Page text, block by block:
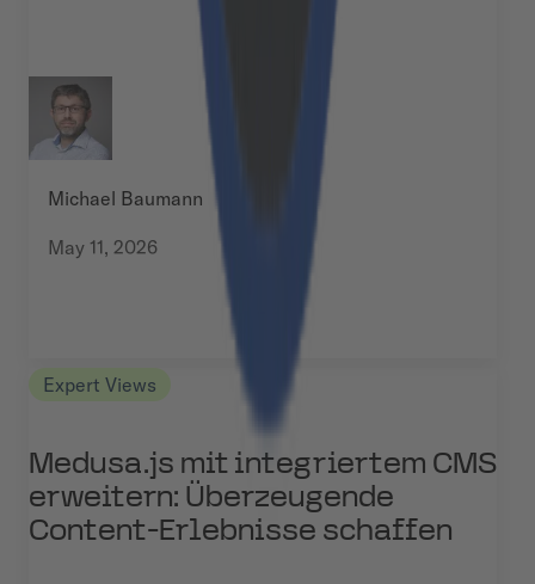
Michael Baumann
May 11, 2026
Expert Views
Medusa.js mit integriertem CMS
erweitern: Überzeugende
Content-Erlebnisse schaffen